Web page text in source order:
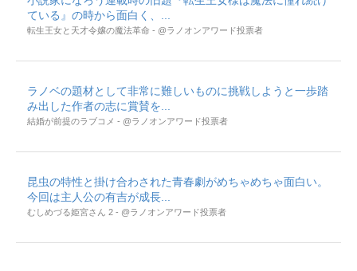
ている』の時から面白く、...
転生王女と天才令嬢の魔法革命 - @ラノオンアワード投票者
ラノベの題材として非常に難しいものに挑戦しようと一歩踏
み出した作者の志に賞賛を...
結婚が前提のラブコメ - @ラノオンアワード投票者
昆虫の特性と掛け合わされた青春劇がめちゃめちゃ面白い。
今回は主人公の有吉が成長...
むしめづる姫宮さん 2 - @ラノオンアワード投票者